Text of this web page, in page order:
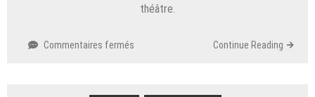
théâtre.
Commentaires fermés Continue Reading